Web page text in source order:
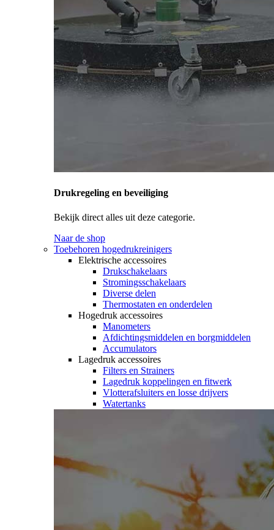
Drukregeling en beveiliging
Bekijk direct alles uit deze categorie.
Naar de shop
Toebehoren hogedrukreinigers
Elektrische accessoires
Drukschakelaars
Stromingsschakelaars
Diverse delen
Thermostaten en onderdelen
Hogedruk accessoires
Manometers
Afdichtingsmiddelen en borgmiddelen
Accumulators
Lagedruk accessoires
Filters en Strainers
Lagedruk koppelingen en fitwerk
Vlotterafsluiters en losse drijvers
Watertanks